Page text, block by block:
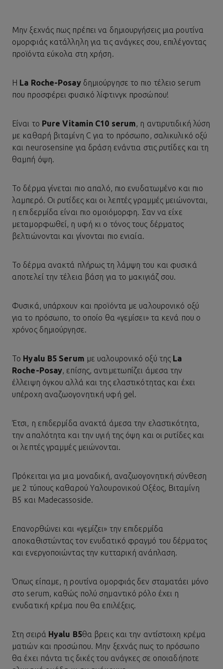
Μην ξεχνάς πως πρέπει να δημιουργήσεις μια ρουτίνα
ομορφιάς κατάλληλη για τις ανάγκες σου, επιλέγοντας
προϊόντα εύκολα στη χρήση.
H La Roche-Posay δημιούργησε το πιο τέλειο serum
που προσφέρει φυσικό λίφτινγκ προσώπου!
Είναι το Pure Vitamin C10 serum, η αντιρυτιδική λύση
με καθαρή βιταμίνη C για το πρόσωπο, σαλικυλικό οξύ
και neurosensine για δράση ενάντια στις ρυτίδες και τη
θαμπή όψη.
Το δέρμα γίνεται πιο απαλό, πιο ενυδατωμένο και πιο
λαμπερό. Οι ρυτίδες και οι λεπτές γραμμές μειώνονται,
η επιδερμίδα είναι πιο ομοιόμορφη. Σαν να είχε
μεταμορφωθεί, η υφή κι ο τόνος τους δέρματος
βελτιώνονται και γίνονται πιο ενιαία.
Το δέρμα ανακτά πλήρως τη λάμψη του και φυσικά
αποτελεί την τέλεια βάση για το μακιγιάζ σου.
Φυσικά, υπάρχουν και προϊόντα με υαλουρονικό οξύ
για το πρόσωπο, το οποίο θα «γεμίσει» τα κενά που ο
χρόνος δημιούργησε.
Το Hyalu B5 Serum με υαλουρονικό οξύ της La
Roche-Posay, επίσης, αντιμετωπίζει άμεσα την
έλλειψη όγκου αλλά και της ελαστικότητας και έχει
υπέροχη αναζωογονητική υφή gel.
Έτσι, η επιδερμίδα ανακτά άμεσα την ελαστικότητα,
την απαλότητα και την υγιή της όψη και οι ρυτίδες και
οι λεπτές γραμμές μειώνονται.
Πρόκειται για μια μοναδική, αναζωογονητική σύνθεση
με 2 τύπους καθαρού Υαλουρονικού Οξέος, Βιταμίνη
Β5 και Madecassoside.
Επανορθώνει και «γεμίζει» την επιδερμίδα
αποκαθιστώντας τον ενυδατικό φραγμό του δέρματος
και ενεργοποιώντας την κυτταρική ανάπλαση.
Όπως είπαμε, η ρουτίνα ομορφιάς δεν σταματάει μόνο
στο serum, καθώς πολύ σημαντικό ρόλο έχει η
ενυδατική κρέμα που θα επιλέξεις.
Στη σειρά Hyalu B5θα βρεις και την αντίστοιχη κρέμα
ματιών και προσώπου. Μην ξεχνάς πως το πρόσωπο
θα έχει πάντα τις δικές του ανάγκες σε οποιαδήποτε